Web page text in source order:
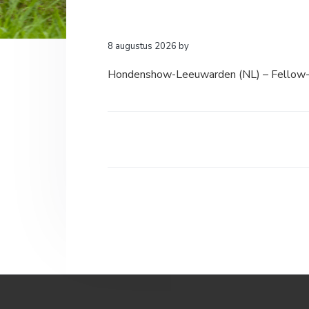
a
v
o
u
k
s
8 augustus 2026 by
Hondenshow-Leeuwarden (NL) –